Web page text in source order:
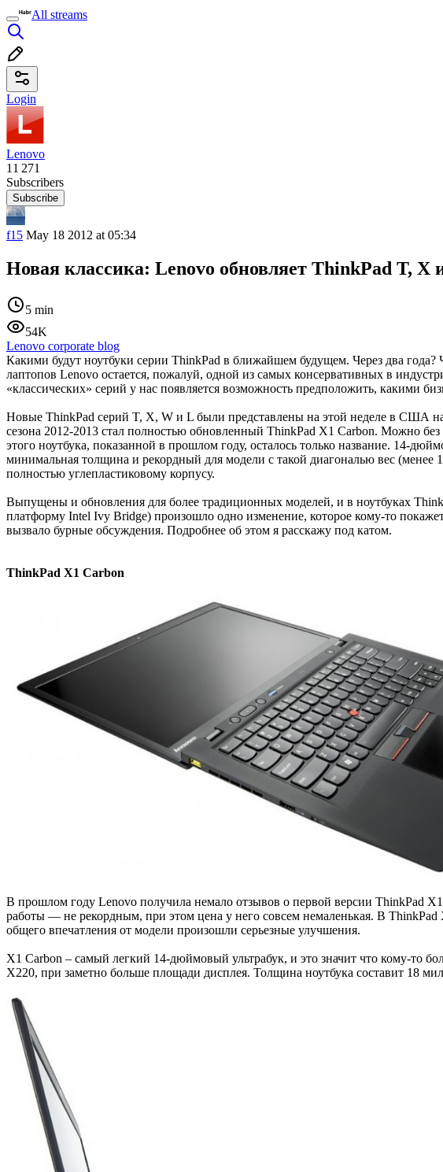
All streams
Login
Lenovo
11 271
Subscribers
Subscribe
f15 May 18 2012 at 05:34
Новая классика: Lenovo обновляет ThinkPad T, X
5 min
54K
Lenovo corporate blog
Какими будут ноутбуки серии ThinkPad в ближайшем будущем. Через два года?
лаптопов Lenovo остается, пожалуй, одной из самых консервативных в
«классических» серий у нас появляется возможность предположить, какими
Новые ThinkPad серий T, X, W и L были представлены на этой неделе в США
сезона 2012-2013 стал полностью обновленный ThinkPad X1 Carbon. Можно без
этого ноутбука, показанной в прошлом году, осталось только название. 14-
минимальная толщина и рекордный для модели с такой диагональю вес (менее
полностью углепластиковому корпусу.
Выпущены и обновления для более традиционных моделей, и в ноутбуках
платформу Intel Ivy Bridge) произошло одно изменение, которое кому-то
вызвало бурные обсуждения. Подробнее об этом я расскажу под катом.
ThinkPad X1 Carbon
В прошлом году Lenovo получила немало отзывов о первой версии ThinkPad
работы — не рекордным, при этом цена у него совсем немаленькая. В ThinkPad
общего впечатления от модели произошли серьезные улучшения.
X1 Carbon – самый легкий 14-дюймовый ультрабук, и это значит что кому-то
X220, при заметно больше площади дисплея. Толщина ноутбука составит 18